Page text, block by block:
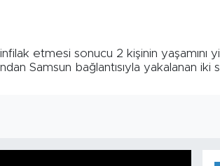
etmesi sonucu 2 kişinin
Samsun bağlantısıyla yakalanan iki